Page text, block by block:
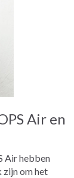
Air en
Air hebben
zijn om het